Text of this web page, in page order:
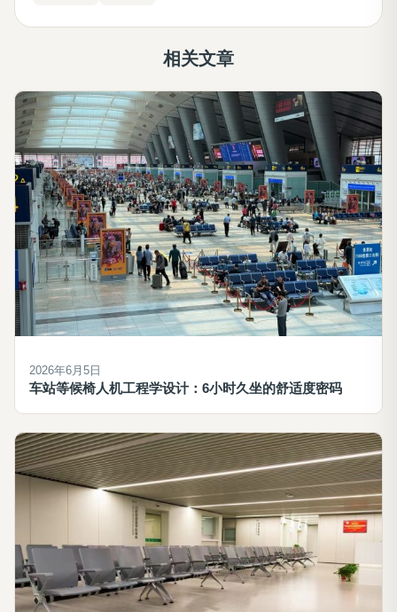
相关文章
2026年6月5日
车站等候椅人机工程学设计：6小时久坐的舒适度密码